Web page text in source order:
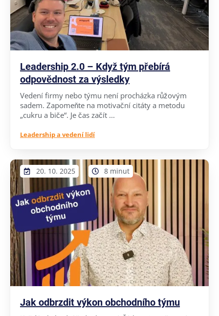
Leadership 2.0 – Když tým přebírá
odpovědnost za výsledky
Vedení firmy nebo týmu není procházka růžovým
sadem. Zapomeňte na motivační citáty a metodu
„cukru a biče“. Je čas začít ...
Leadership a vedení lidí
20. 10. 2025 8 minut
Jak odbrzdit výkon obchodního týmu